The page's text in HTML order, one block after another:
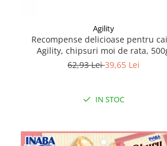
Agility
Recompense delicioase pentru
Agility, chipsuri moi de rata,
62,93 Lei39,65 Lei
IN STOC